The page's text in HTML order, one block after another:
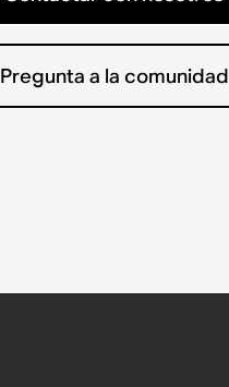
Pregunta a la comunidad